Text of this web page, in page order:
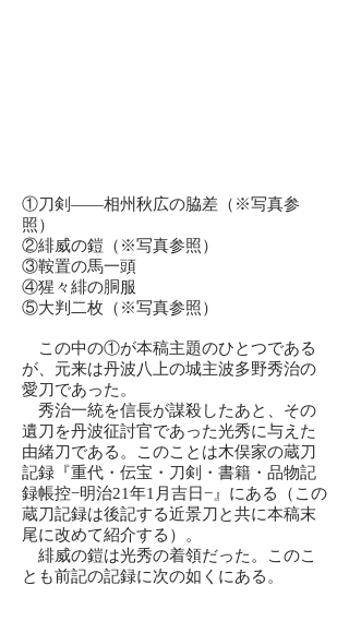
①刀剣——相州秋広の脇差（※写真参
照）
②緋威の鎧（※写真参照）
③鞍置の馬一頭
④猩々緋の胴服
⑤大判二枚（※写真参照）
この中の①が本稿主題のひとつである
が、元来は丹波八上の城主波多野秀治の
愛刀であった。
秀治一統を信長が謀殺したあと、その
遺刀を丹波征討官であった光秀に与えた
由緒刀である。このことは木俣家の蔵刀
記録『重代・伝宝・刀剣・書籍・品物記
録帳控−明治21年1月吉日−』にある（この
蔵刀記録は後記する近景刀と共に本稿末
尾に改めて紹介する）。
緋威の鎧は光秀の着領だった。このこ
とも前記の記録に次の如くにある。